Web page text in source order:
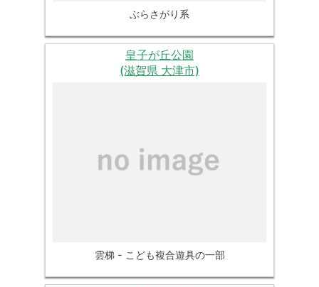
ぶらさがり系
皇子が丘公園
(滋賀県 大津市)
雲梯 - こども複合遊具の一部